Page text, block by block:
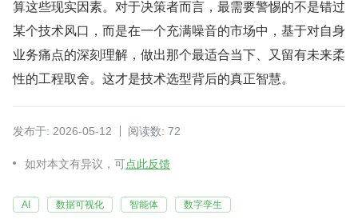
算这些现实因素。对于决策者而言，最需要警惕的不是错过
某个技术风口，而是在一个充满噪音的市场中，基于对自身
业务痛点的深刻理解，做出那个最适合当下、又留有未来柔
性的工程取舍。这才是技术选型背后的真正智慧。
发布于: 2026-05-12 阅读数: 72
如对本文有异议，可点此反馈
AI 数据可视化 智能体 数字孪生